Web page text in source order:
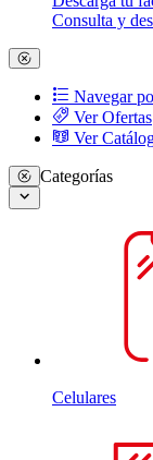
Consulta y
Navegar
Ver Ofertas
Ver
Categorías
Celulares